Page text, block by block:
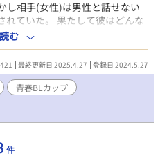
し相手(女性)は男性と話せない
れていた。 果たして彼はどんな
。 高校生の時にクラスで一緒に
男子高校生。 好きな人は、公務
緒に高卒程度の公務員試験を受
勉強を両立させてどっちも成功
好きな人はなんと持病持ちで
む
最終更新日 2025.4.27 登録日 2024.5.27
青春BLカップ​
件